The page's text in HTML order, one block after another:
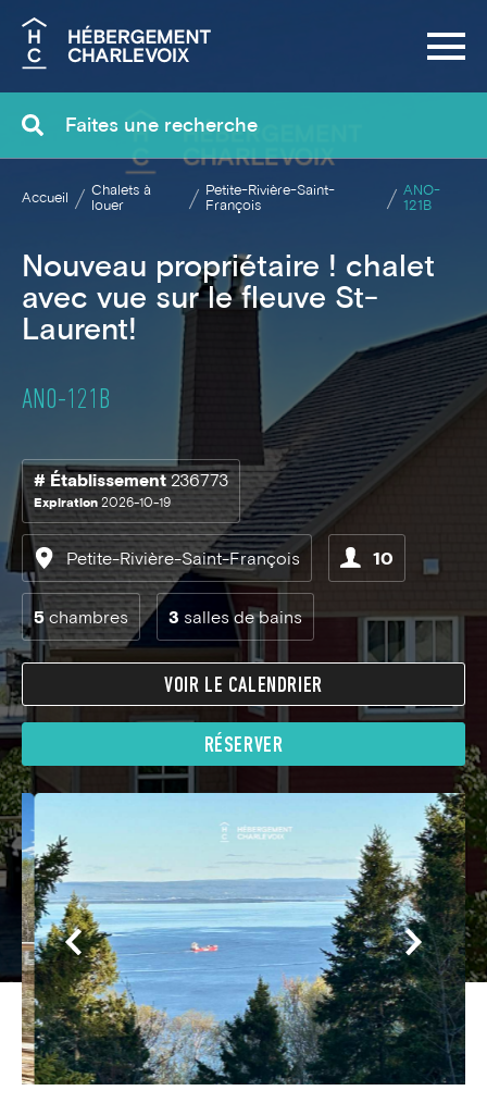
Recherche
Accueil
Chalets à
louer
Petite-Rivière-Saint-
François
ANO-
121B
Nouveau propriétaire ! chalet
avec vue sur le fleuve St-
Laurent!
ANO-121B
# Établissement 236773
Expiration 2026-10-19
Petite-Rivière-Saint-François 10
5 chambres 3 salles de bains
VOIR LE CALENDRIER
RÉSERVER